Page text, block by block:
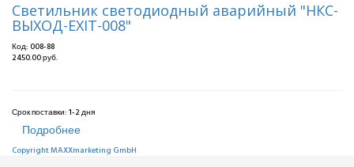
Светильник светодиодный аварийный "НКС-
ВЫХОД-EXIT-008"
Код: 008-88
2450.00 руб.
Срок поставки:1-2 дня
Подробнее
Copyright MAXXmarketing GmbH